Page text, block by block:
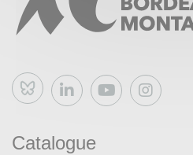
Bluesky
Catalogue